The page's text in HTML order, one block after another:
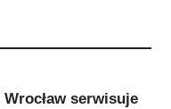
serwisuje